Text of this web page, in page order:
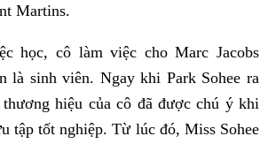
Martins.
học, cô làm việc cho Marc Jacobs
là sinh viên. Ngay khi Park Sohee ra
hiệu của cô đã được chú ý khi
tập tốt nghiệp. Từ lúc đó, Miss Sohee